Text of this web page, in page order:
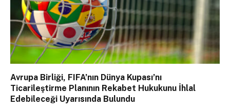
Avrupa Birliği, FIFA’nın Dünya Kupası’nı
Ticarileştirme Planının Rekabet Hukukunu İhlal
Edebileceği Uyarısında Bulundu